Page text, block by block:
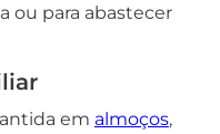
ou para abastecer
em almoços,